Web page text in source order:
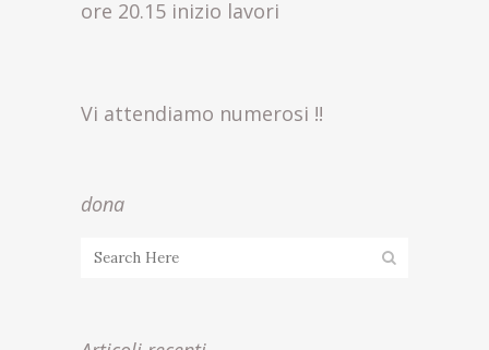
ore 20.15 inizio lavori
Vi attendiamo numerosi !!
dona